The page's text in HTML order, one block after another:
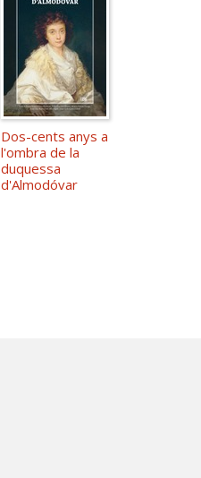
Dos-cents anys a
l'ombra de la
duquessa
d'Almodóvar